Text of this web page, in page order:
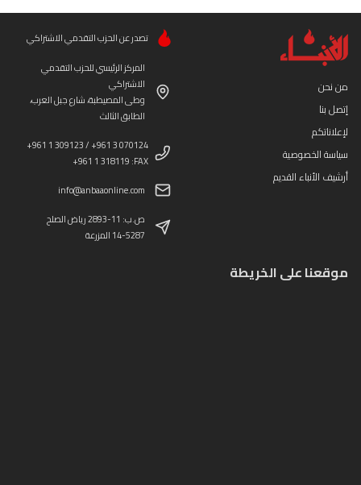
من نحن
إتصل بنا
لإعلاناتكم
سياسة الخصوصية
أرشيف الأنباء القديم
تصدر عن الحزب التقدمي الاشتراكي
المركز الرئيسي للحزب التقدمي
الاشتراكي
وطى المصيطبة، شارع جبل العرب،
الطابق الثالث
+961 1 309123 / +961 3 070124
+961 1 318119 :FAX
info@anbaaonline.com
ص.ب: 11-2893 رياض الصلح
14-5287 المزرعة
موقعنا على الخريطة